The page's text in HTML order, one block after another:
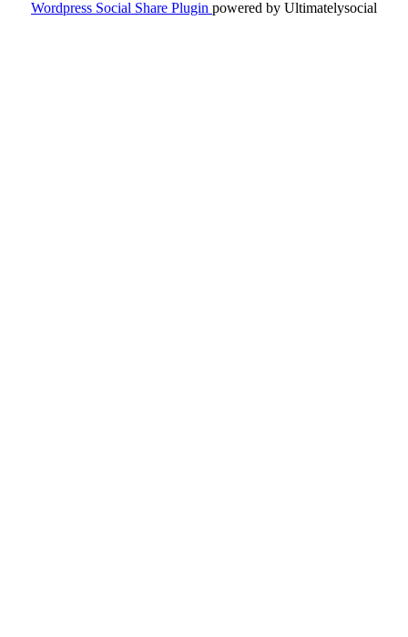
Wordpress Social Share Plugin powered by Ultimatelysocial